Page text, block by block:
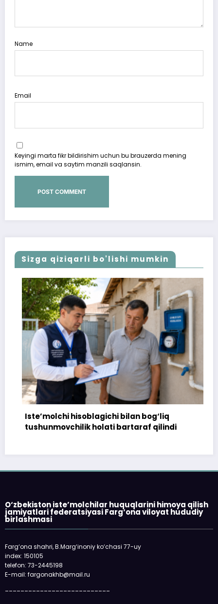
Name
Email
Keyingi marta fikr bildirishim uchun bu brauzerda mening
ismim, email va saytim manzili saqlansin.
Sizga qiziqarli bo'lishi mumkin
Iste’molchi hisoblagichi bilan bog‘liq
tushunmovchilik holati bartaraf qilindi
O‘zbekiston iste’molchilar huquqlarini himoya qilish
jamiyatlari federatsiyasi Farg‘ona viloyat hududiy
birlashmasi
Farg‘ona shahri, B.Marg‘inoniy ko‘chasi 77-uy
index: 150105
telefon: 73-2445198
E-mail: fargonakhb@mail.ru